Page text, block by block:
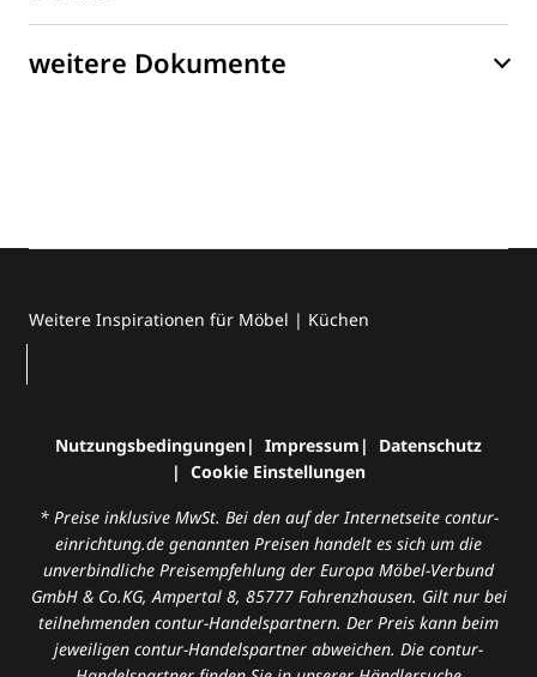
weitere Dokumente
Weitere Inspirationen für Möbel | Küchen
Nutzungsbedingungen Impressum
Datenschutz
Cookie Einstellungen
* Preise inklusive MwSt. Bei den auf der Internetseite contur-
einrichtung.de genannten Preisen handelt es sich um die
unverbindliche Preisempfehlung der Europa Möbel-Verbund
GmbH & Co.KG, Ampertal 8, 85777 Fahrenzhausen. Gilt nur bei
teilnehmenden contur-Handelspartnern. Der Preis kann beim
jeweiligen contur-Handelspartner abweichen. Die contur-